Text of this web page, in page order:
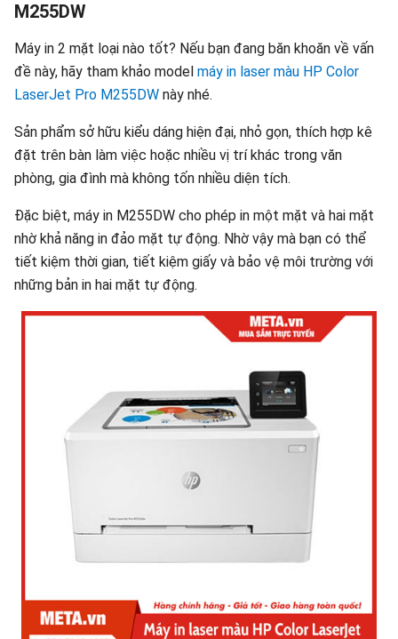
M255DW
Máy in 2 mặt loại nào tốt? Nếu bạn đang băn khoăn về vấn
đề này, hãy tham khảo model máy in laser màu HP Color
LaserJet Pro M255DW này nhé.
Sản phẩm sở hữu kiểu dáng hiện đại, nhỏ gọn, thích hợp kê
đặt trên bàn làm việc hoặc nhiều vị trí khác trong văn
phòng, gia đình mà không tốn nhiều diện tích.
Đặc biệt, máy in M255DW cho phép in một mặt và hai mặt
nhờ khả năng in đảo mặt tự động. Nhờ vậy mà bạn có thể
tiết kiệm thời gian, tiết kiệm giấy và bảo vệ môi trường với
những bản in hai mặt tự động.